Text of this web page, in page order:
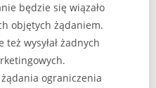
będzie się wiązało
objętych żądaniem.
wysyłał żadnych
ograniczenia